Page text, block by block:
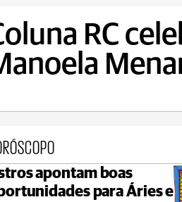
RC
apontam boas
para Áries e
Castro